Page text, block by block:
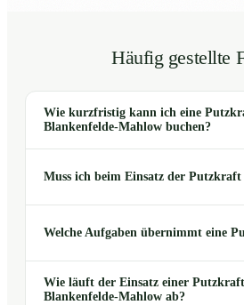
Häufig gestellte
Wie kurzfristig kann ich eine
Blankenfelde-Mahlow buchen?
Muss ich beim Einsatz der
Welche Aufgaben übernimmt eine
Wie läuft der Einsatz einer
Blankenfelde-Mahlow ab?